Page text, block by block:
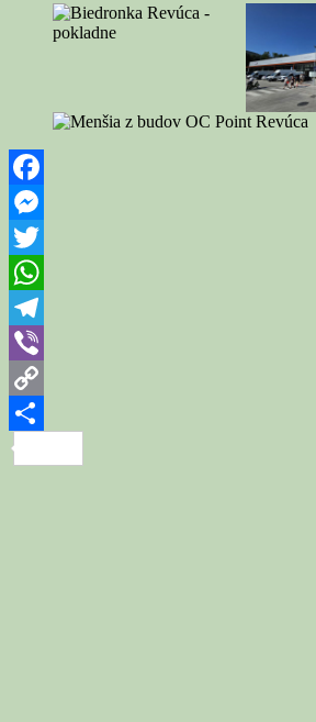
Facebook
Messenger
Twitter
WhatsApp
Telegram
Viber
Copy
Link